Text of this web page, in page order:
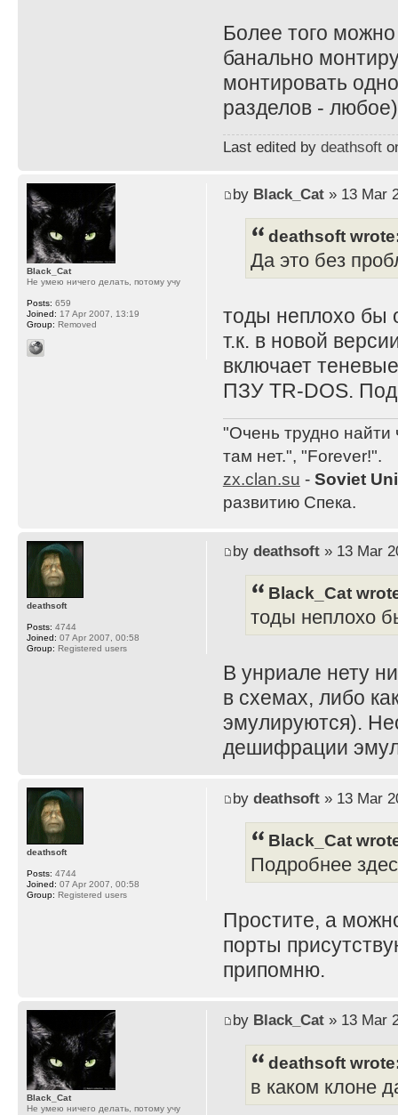
Более того
банально
монтировать
разделов -
Last edited by deathsoft
by Black_Cat» 13 Mar
deathsoft
Да это без
тоды неплохо бы
т.к. в новой
включает
ПЗУ TR-DOS.
"Очень трудно найти
там нет.", "Forever!".
zx.clan.su - Soviet
развитию Спека.
Black_Cat
Не умею ничего делать, потому учу
Posts: 659
Joined: 17 Apr 2007, 13:19
Group: Removed
by deathsoft» 13 Mar
Black_Cat
тоды неплохо
В унриале нету
в схемах, либо
эмулируются).
дешифрации
deathsoft
Posts: 4744
Joined: 07 Apr 2007, 00:58
Group: Registered users
by deathsoft» 13 Mar
Black_Cat
Подробнее
Простите, а
порты
припомню.
deathsoft
Posts: 4744
Joined: 07 Apr 2007, 00:58
Group: Registered users
by Black_Cat» 13 Mar
deathsoft
в каком клоне
Black_Cat
Не умею ничего делать, потому учу